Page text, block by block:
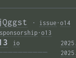
· issue · o14
sponsorship · o13
io